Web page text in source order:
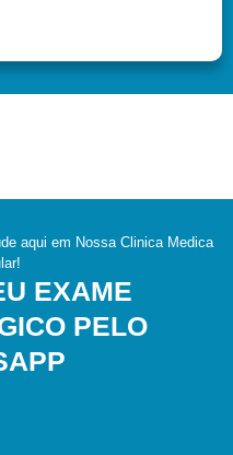
aqui em Nossa Clinica Medica
EXAME
PELO